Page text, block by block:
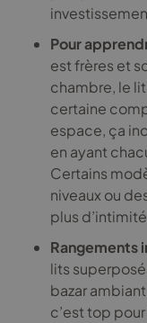
Pour
est frères et
chambre, le
certaine
espace, ça
en ayant
Certains
niveaux ou
plus
Rangements
lits
bazar
c’est top